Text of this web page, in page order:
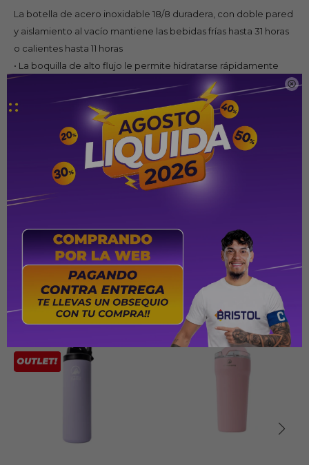

La botella de acero inoxidable 18/8 duradera, con doble pared
y aislamiento al vacío mantiene las bebidas frías hasta 31 horas
o calientes hasta 11 horas
• La boquilla de alto flujo le permite hidratarse rápidamente
• La función AUTOSEAL accionada por botón sella la tapa entre
sorbos para eliminar derrames y fugas, y un bloqueo deslizante
patentado evita presionar accidentalmente el botón mientras
está en movimiento
• La cubierta protectora del surtidor mantiene la suciedad y los
gérmenes fuera de la boquilla, y la función de tapa DropDown
facilita la limpieza
• 100% libre de BPA para tranquilidad
PRODUCTOS QUE TE PUEDEN INTERESAR